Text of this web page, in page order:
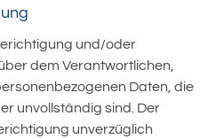
und/oder
dem Verantwortlichen,
Daten, die
unvollständig sind. Der
unverzüglich